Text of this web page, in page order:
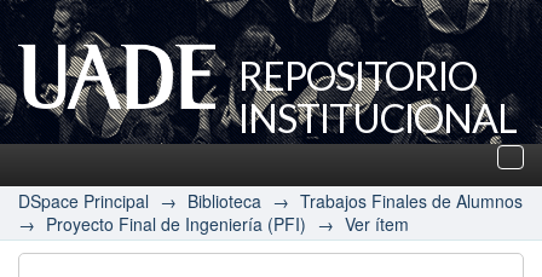
REPOSITORIO
INSTITUCIONAL
UADE
DSpace Principal → Biblioteca → Trabajos Finales de Alumnos
→ Proyecto Final de Ingeniería (PFI) → Ver ítem